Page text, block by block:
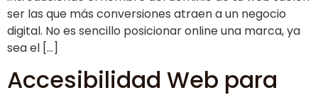
ser las que más conversiones atraen a un negocio
digital. No es sencillo posicionar online una marca, ya
sea el […]
Accesibilidad Web para